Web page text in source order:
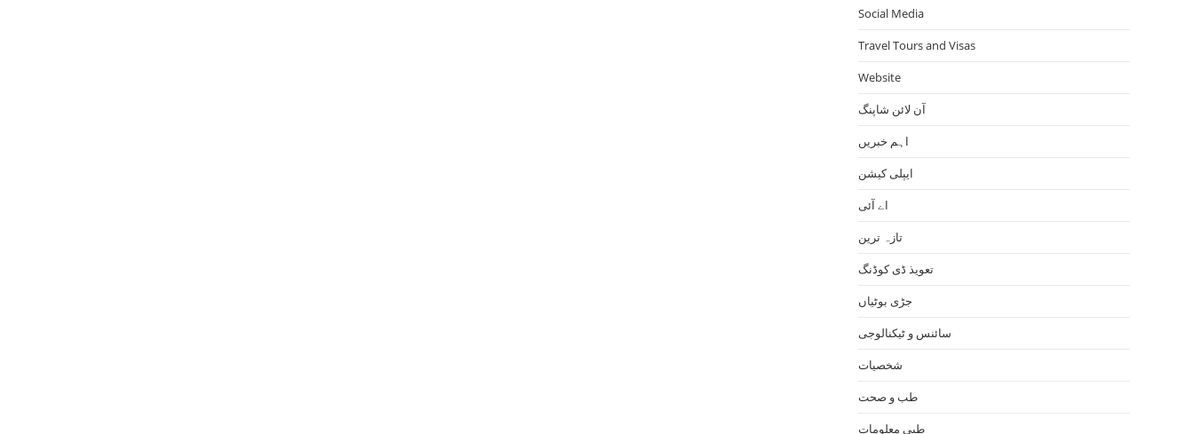
Social Media
Travel Tours and Visas
Website
آن لائن شاپنگ
اہم خبریں
ایپلی کیشن
اے آئی
تازہ ترین
تعویذ ڈی کوڈنگ
جڑی بوٹیاں
سائنس و ٹیکنالوجی
شخصیات
طب و صحت
طبی معلومات